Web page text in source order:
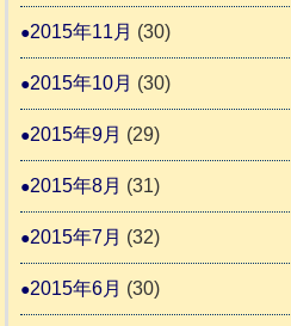
2015年11月 (30)
2015年10月 (30)
2015年9月 (29)
2015年8月 (31)
2015年7月 (32)
2015年6月 (30)